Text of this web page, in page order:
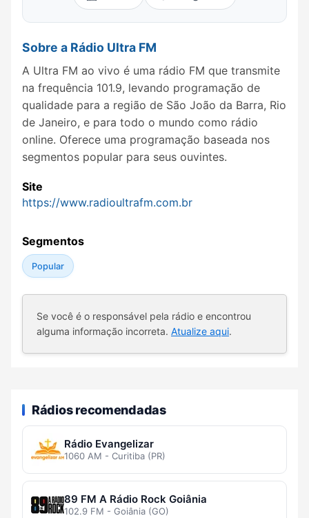
Sobre a Rádio Ultra FM
A Ultra FM ao vivo é uma rádio FM que transmite
na frequência 101.9, levando programação de
qualidade para a região de São João da Barra, Rio
de Janeiro, e para todo o mundo como rádio
online. Oferece uma programação baseada nos
segmentos popular para seus ouvintes.
Site
https://www.radioultrafm.com.br
Segmentos
Popular
Se você é o responsável pela rádio e encontrou
alguma informação incorreta. Atualize aqui.
Rádios recomendadas
Rádio Evangelizar
1060 AM - Curitiba (PR)
89 FM A Rádio Rock Goiânia
102.9 FM - Goiânia (GO)